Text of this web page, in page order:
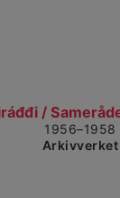
1956–1958
Arkivverket